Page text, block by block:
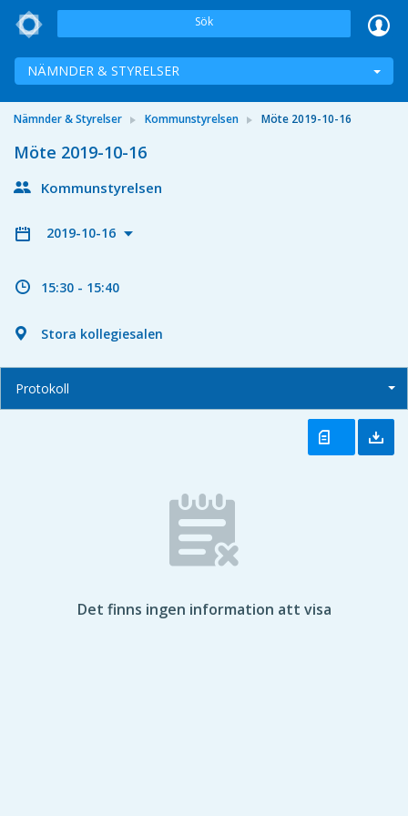
Sök
NÄMNDER & STYRELSER
Nämnder & Styrelser Kommunstyrelsen Möte 2019-10-16
Möte 2019-10-16
Kommunstyrelsen
2019-10-16
15:30 - 15:40
Stora kollegiesalen
Protokoll
Det finns ingen information att visa